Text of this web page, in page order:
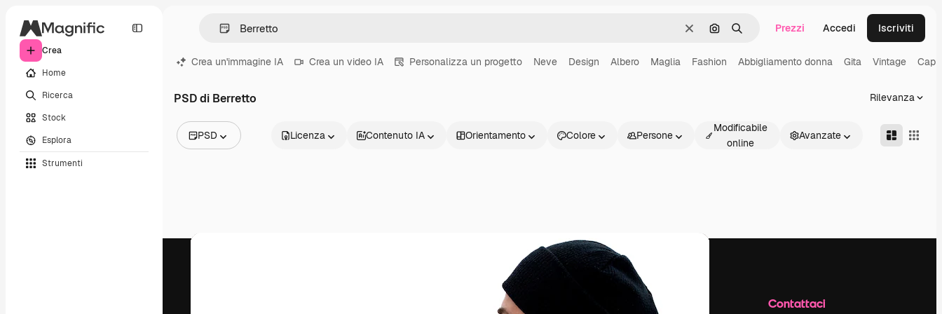
Crea
Home
Ricerca
Stock
Esplora
Strumenti
CancellaCerca per immagine
Ricerca Prezzi Accedi Iscriviti
Crea un'immagine IA Crea un video IA Personalizza un progetto Neve Design Albero Maglia Fashion Abbigliamento donna Gita Vintage
PSD di Berretto Rilevanza
PSD
Video
Licenza Contenuto IA Orientamento Colore Persone
Modificabile
online
Avanzate
Contattaci